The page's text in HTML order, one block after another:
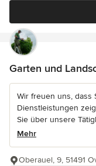
Garten und
Wir freuen uns, dass
Dienstleistungen
Sie über unsere
Mehr
Oberauel, 9, 51491